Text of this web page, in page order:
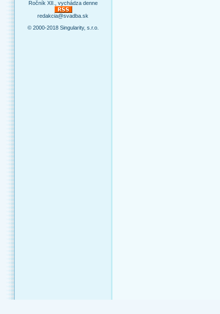
Ročník XII., vychádza denne
redakcia@svadba.sk
© 2000-2018 Singularity, s.r.o.